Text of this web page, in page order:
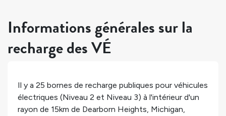
Informations générales sur la
recharge des VÉ
Il y a 25 bornes de recharge publiques pour véhicules
électriques (Niveau 2 et Niveau 3) à l'intérieur d'un
rayon de 15km de Dearborn Heights, Michigan,